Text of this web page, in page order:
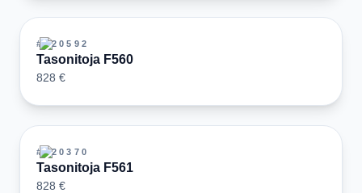
#120592
Tasonitoja F560
828 €
#120370
Tasonitoja F561
828 €